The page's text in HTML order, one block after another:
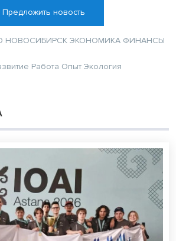
Предложить новость
НОВОСИБИРСК ЭКОНОМИКА ФИНАНСЫ
Работа Опыт Экология